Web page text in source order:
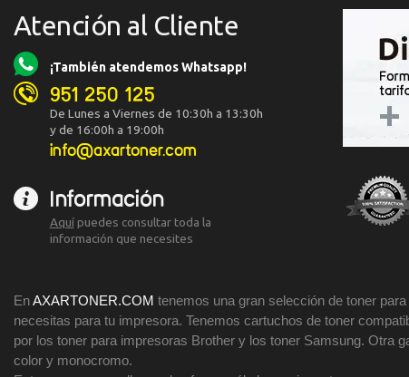
Atención al Cliente
¡También atendemos Whatsapp!
951 250 125
De Lunes a Viernes de 10:30h a 13:30h
y de 16:00h a 19:00h
info@axartoner.com
Información
Aquípuedes consultar toda la
información que necesites
EnAXARTONER.COM tenemos una gran selección de toner
necesitas para tu impresora. Tenemos cartuchos de toner
por los toner para impresoras Brother y los toner Samsung. Otra
color y monocromo.